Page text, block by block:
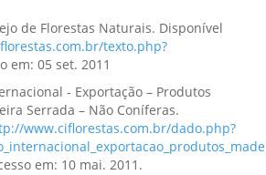
de Florestas Naturais. Disponível
texto.php?
em: 05 set. 2011
- Exportação – Produtos
Serrada – Não Coníferas.
www.ciflorestas.com.br/dado.php?
em: 10 mai. 2011.